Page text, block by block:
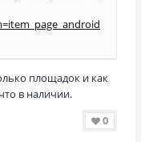
площадок и как
в наличии.
0